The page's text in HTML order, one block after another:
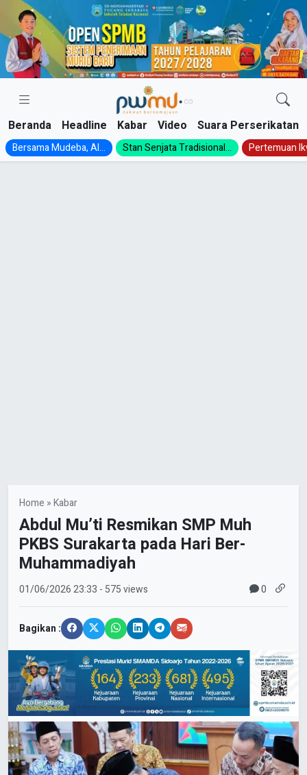
Skip
content
Beranda Headline Kabar Video Suara Perserikatan
Bersama Mudeba, Al... Stan Senjata Tradisional... Pertemuan
Home »Kabar
Abdul Mu’ti Resmikan SMP Muh
PKBS Surakarta pada Hari Ber-
Muhammadiyah
01/06/202623:33 - 575 views 0
Bagikan :